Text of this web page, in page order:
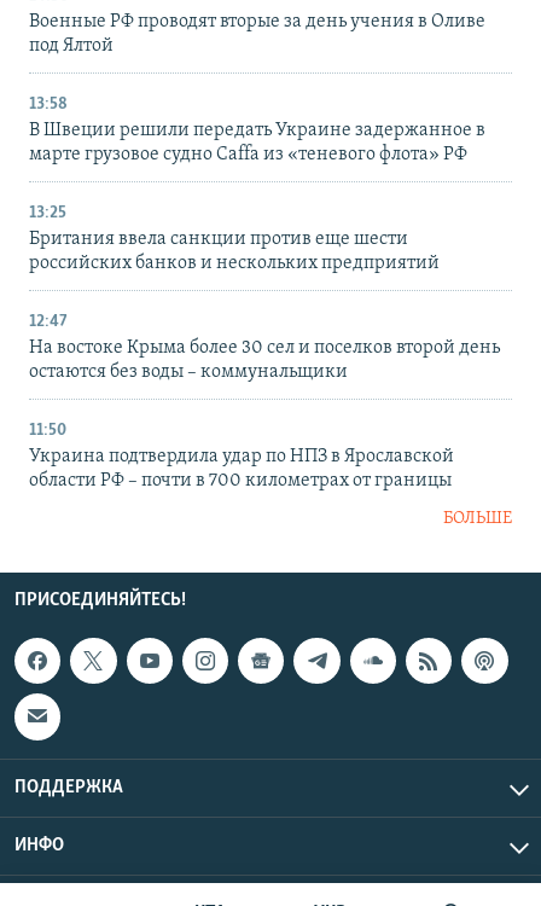
Военные РФ проводят вторые за день учения в Оливе
под Ялтой
13:58
В Швеции решили передать Украине задержанное в
марте грузовое судно Caffa из «теневого флота» РФ
13:25
Британия ввела санкции против еще шести
российских банков и нескольких предприятий
12:47
На востоке Крыма более 30 сел и поселков второй день
остаются без воды – коммунальщики
11:50
Украина подтвердила удар по НПЗ в Ярославской
области РФ – почти в 700 километрах от границы
БОЛЬШЕ
ПРИСОЕДИНЯЙТЕСЬ!
ПОДДЕРЖКА
ИНФО